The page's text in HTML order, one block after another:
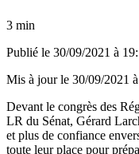
3 min
Publié le 30/09/2021 à
Mis à jour le 30/09/2021
Devant le congrès des
LR du Sénat, Gérard
et plus de confiance
toute leur place pour